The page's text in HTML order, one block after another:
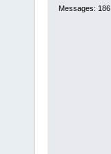
Messages: 186